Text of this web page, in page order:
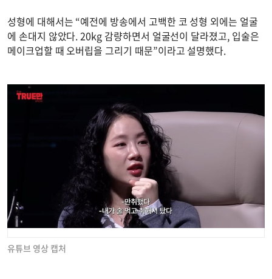
성형에 대해서는 “예전에 방송에서 고백한 코 성형 외에는 얼굴
에 손대지 않았다. 20kg 감량하면서 얼굴선이 달라졌고, 입술은
메이크업할 때 오버립을 그리기 때문”이라고 설명했다.
유튜브 영상 캡처